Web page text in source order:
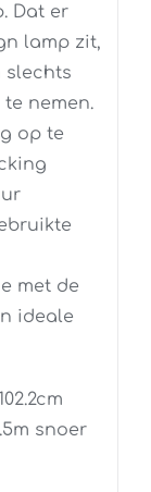
Dat er
lamp zit,
slechts
nemen.
op te
met de
ideale
snoer